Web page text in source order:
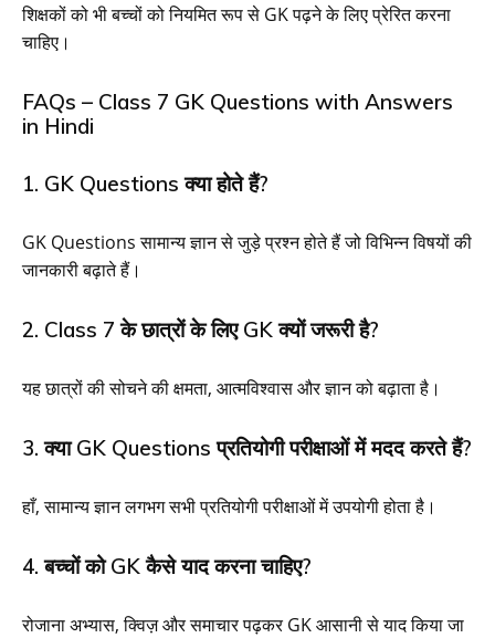
शिक्षकों को भी बच्चों को नियमित रूप से GK पढ़ने के लिए प्रेरित करना
चाहिए।
FAQs – Class 7 GK Questions with Answers
in Hindi
1. GK Questions क्या होते हैं?
GK Questions सामान्य ज्ञान से जुड़े प्रश्न होते हैं जो विभिन्न विषयों की
जानकारी बढ़ाते हैं।
2. Class 7 के छात्रों के लिए GK क्यों जरूरी है?
यह छात्रों की सोचने की क्षमता, आत्मविश्वास और ज्ञान को बढ़ाता है।
3. क्या GK Questions प्रतियोगी परीक्षाओं में मदद करते हैं?
हाँ, सामान्य ज्ञान लगभग सभी प्रतियोगी परीक्षाओं में उपयोगी होता है।
4. बच्चों को GK कैसे याद करना चाहिए?
रोजाना अभ्यास, क्विज़ और समाचार पढ़कर GK आसानी से याद किया जा